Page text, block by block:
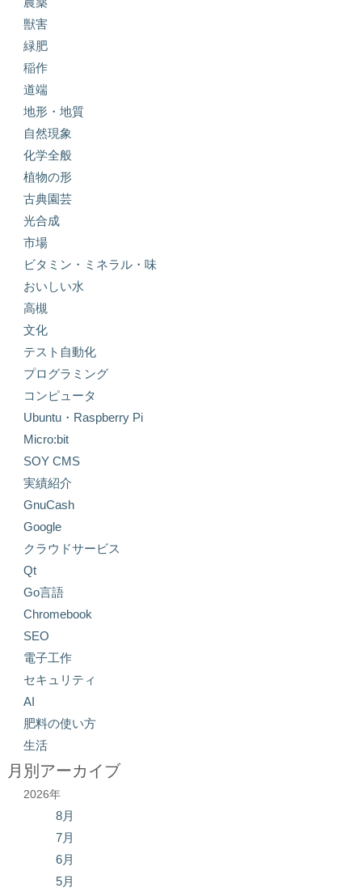
獣害
緑肥
稲作
道端
地形・地質
自然現象
化学全般
植物の形
古典園芸
光合成
市場
ビタミン・ミネラル・味
おいしい水
高槻
文化
テスト自動化
プログラミング
コンピュータ
Ubuntu・Raspberry Pi
Micro:bit
SOY CMS
実績紹介
GnuCash
Google
クラウドサービス
Qt
Go言語
Chromebook
SEO
電子工作
セキュリティ
AI
肥料の使い方
生活
月別アーカイブ
2026年
8月
7月
6月
5月